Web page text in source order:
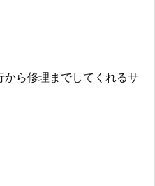
ら修理までしてくれるサ